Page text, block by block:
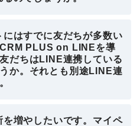
はすでに友だちが多数い
PLUS on LINEを導
だちはLINE連携している
か。それとも別途LINE連
増やしたいです。マイペ